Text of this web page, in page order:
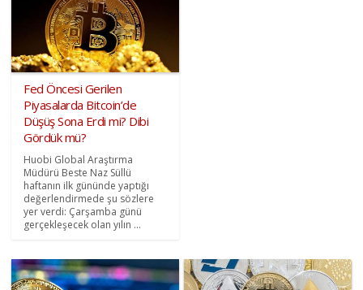
Fed Öncesi Gerilen
Piyasalarda Bitcoin’de
Düşüş Sona Erdi mi? Dibi
Gördük mü?
Huobi Global Araştırma
Müdürü Beste Naz Süllü
haftanın ilk gününde yaptığı
değerlendirmede şu sözlere
yer verdi: Çarşamba günü
gerçekleşecek olan yılın ...